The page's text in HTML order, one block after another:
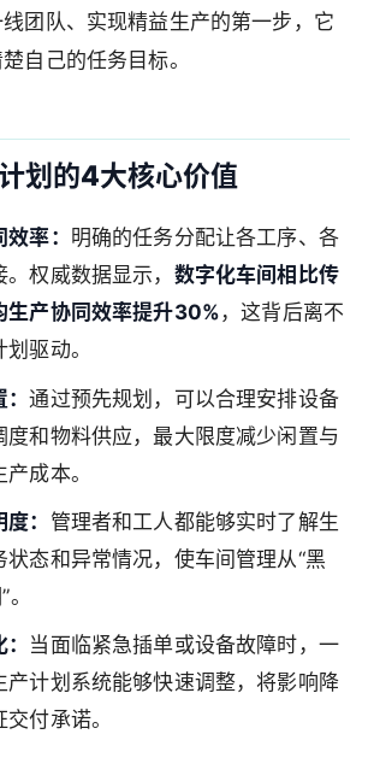
团队、实现精益生产的第一步，它
自己的任务目标。
划的4大核心价值
率： 明确的任务分配让各工序、各
权威数据显示， 数字化车间相比传
生产协同效率提升30% ，这背后离不
驱动。
：通过预先规划，可以合理安排设备
度和物料供应，最大限度减少闲置与
成本。
： 管理者和工人都能够实时了解生
状态和异常情况，使车间管理从“黑
当面临紧急插单或设备故障时，一
产计划系统能够快速调整，将影响降
付承诺。